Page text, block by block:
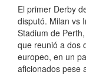
El primer Derby
disputó. Milan vs
Stadium de
que reunió a dos
europeo, en un
aficionados pese